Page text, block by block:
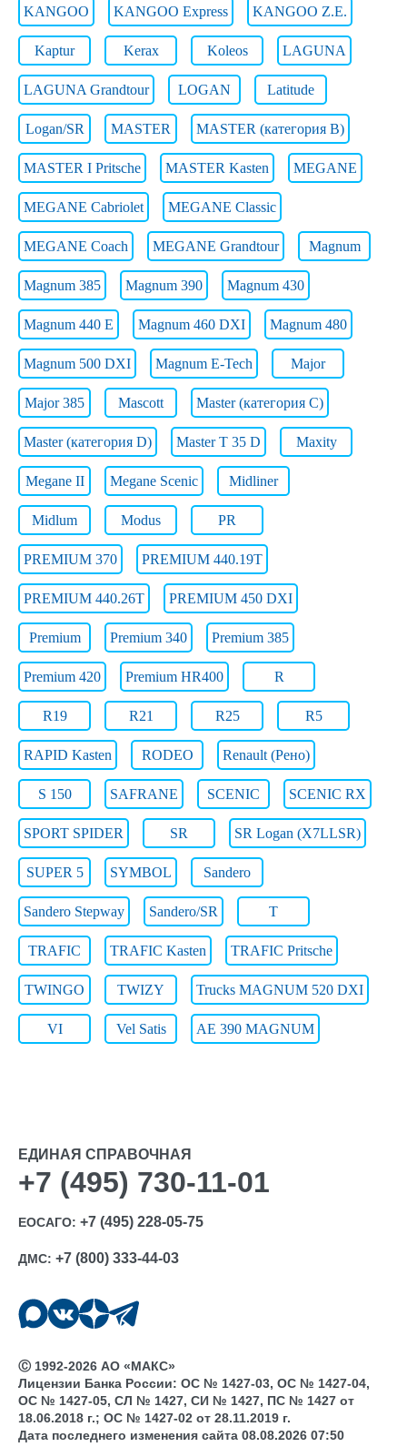
KANGOO KANGOO Express KANGOO Z.E.
Kaptur Kerax Koleos LAGUNA
LAGUNA Grandtour LOGAN Latitude
Logan/SR MASTER MASTER (категория B)
MASTER I Pritsche MASTER Kasten MEGANE
MEGANE Cabriolet MEGANE Classic
MEGANE Coach MEGANE Grandtour Magnum
Magnum 385 Magnum 390 Magnum 430
Magnum 440 E Magnum 460 DXI Magnum 480
Magnum 500 DXI Magnum E-Tech Major
Major 385 Mascott Master (категория C)
Master (категория D) Master T 35 D Maxity
Megane II Megane Scenic Midliner
Midlum Modus PR
PREMIUM 370 PREMIUM 440.19T
PREMIUM 440.26T PREMIUM 450 DXI
Premium Premium 340 Premium 385
Premium 420 Premium HR400 R
R19 R21 R25 R5
RAPID Kasten RODEO Renault (Рено)
S 150 SAFRANE SCENIC SCENIC RX
SPORT SPIDER SR SR Logan (X7LLSR)
SUPER 5 SYMBOL Sandero
Sandero Stepway Sandero/SR T
TRAFIC TRAFIC Kasten TRAFIC Pritsche
TWINGO TWIZY Trucks MAGNUM 520 DXI
VI Vel Satis АЕ 390 MAGNUM
ЕДИНАЯ СПРАВОЧНАЯ
+7 (495) 730-11-01
ЕОСАГО: +7 (495) 228-05-75
ДМС: +7 (800) 333-44-03
Ⓒ 1992-2026 АО «МАКС»
Лицензии Банка России: ОС № 1427-03, ОС № 1427-04,
ОС № 1427-05, СЛ № 1427, СИ № 1427, ПС № 1427 от
18.06.2018 г.; ОС № 1427-02 от 28.11.2019 г.
Дата последнего изменения сайта 08.08.2026 07:50